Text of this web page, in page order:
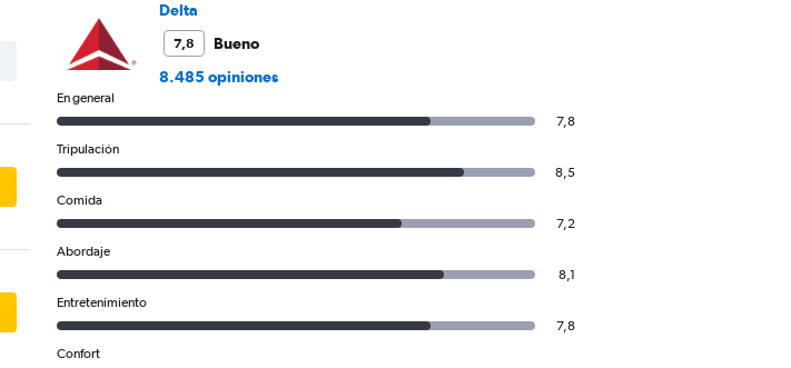
flights.
Delta
7,8
Bueno
8.485 opiniones
En general
7,8
Tripulación
8,5
Comida
7,2
Abordaje
8,1
Entretenimiento
7,8
Confort